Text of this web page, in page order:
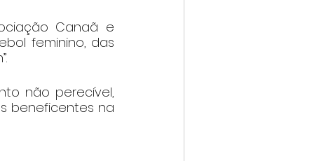
Canaã e
feminino, das
não perecível,
beneficentes na